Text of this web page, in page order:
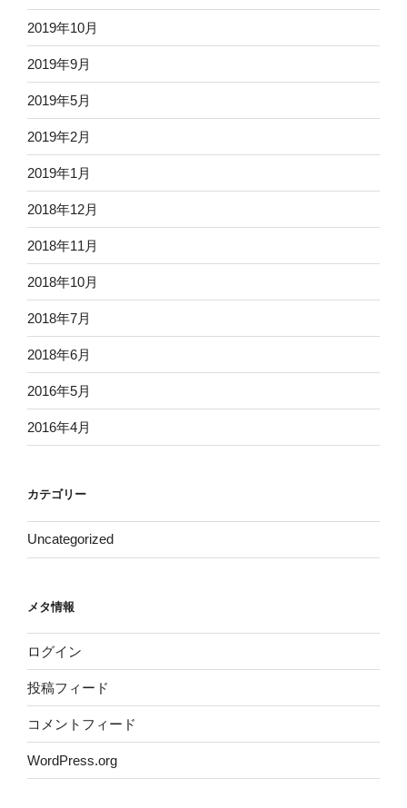
2019年10月
2019年9月
2019年5月
2019年2月
2019年1月
2018年12月
2018年11月
2018年10月
2018年7月
2018年6月
2016年5月
2016年4月
カテゴリー
Uncategorized
メタ情報
ログイン
投稿フィード
コメントフィード
WordPress.org